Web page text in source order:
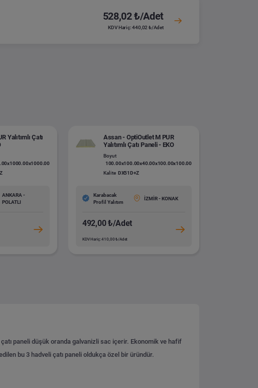
528,02 ₺/Adet
KDV Hariç: 440,02 ₺/Adet
Yalıtımlı Çatı
ANKARA -
POLATLI
Assan - OptiOutlet M PUR
Yalıtımlı Çatı Paneli - EKO
Boyut
100.00x100.00x40.00x100.00x100.00
Kalite DX51D+Z
Karabacak
Profil Yalıtım
İZMİR - KONAK
492,00 ₺/Adet
KDV Hariç: 410,00 ₺/Adet
paneli düşük oranda galvanizli sac içerir. Ekonomik ve hafif
bu 3 hadveli çatı paneli oldukça özel bir üründür.